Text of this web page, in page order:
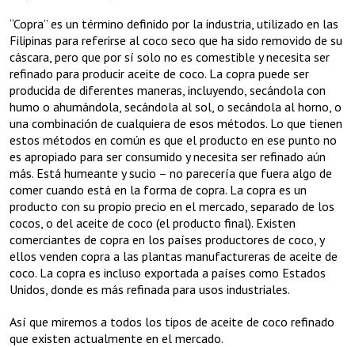
“Copra” es un término definido por la industria, utilizado en las
Filipinas para referirse al coco seco que ha sido removido de su
cáscara, pero que por sí solo no es comestible y necesita ser
refinado para producir aceite de coco. La copra puede ser
producida de diferentes maneras, incluyendo, secándola con
humo o ahumándola, secándola al sol, o secándola al horno, o
una combinación de cualquiera de esos métodos. Lo que tienen
estos métodos en común es que el producto en ese punto no
es apropiado para ser consumido y necesita ser refinado aún
más. Está humeante y sucio – no parecería que fuera algo de
comer cuando está en la forma de copra. La copra es un
producto con su propio precio en el mercado, separado de los
cocos, o del aceite de coco (el producto final). Existen
comerciantes de copra en los países productores de coco, y
ellos venden copra a las plantas manufactureras de aceite de
coco. La copra es incluso exportada a países como Estados
Unidos, donde es más refinada para usos industriales.
Así que miremos a todos los tipos de aceite de coco refinado
que existen actualmente en el mercado.